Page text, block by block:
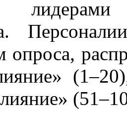
лидерами
опроса,